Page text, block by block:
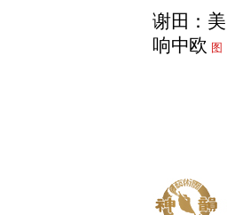
谢田：
响中欧 图